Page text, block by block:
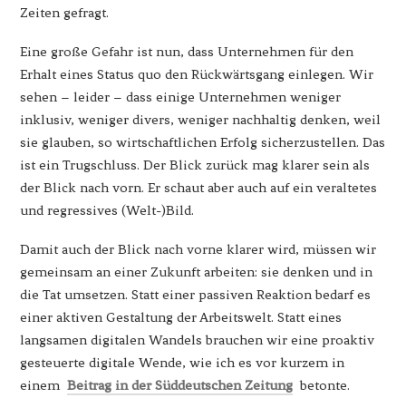
Zeiten gefragt.
Eine große Gefahr ist nun, dass Unternehmen für den
Erhalt eines Status quo den Rückwärtsgang einlegen. Wir
sehen – leider – dass einige Unternehmen weniger
inklusiv, weniger divers, weniger nachhaltig denken, weil
sie glauben, so wirtschaftlichen Erfolg sicherzustellen. Das
ist ein Trugschluss. Der Blick zurück mag klarer sein als
der Blick nach vorn. Er schaut aber auch auf ein veraltetes
und regressives (Welt-)Bild.
Damit auch der Blick nach vorne klarer wird, müssen wir
gemeinsam an einer Zukunft arbeiten: sie denken und in
die Tat umsetzen. Statt einer passiven Reaktion bedarf es
einer aktiven Gestaltung der Arbeitswelt. Statt eines
langsamen digitalen Wandels brauchen wir eine proaktiv
gesteuerte digitale Wende, wie ich es vor kurzem in
einem Beitrag in der Süddeutschen Zeitung betonte.